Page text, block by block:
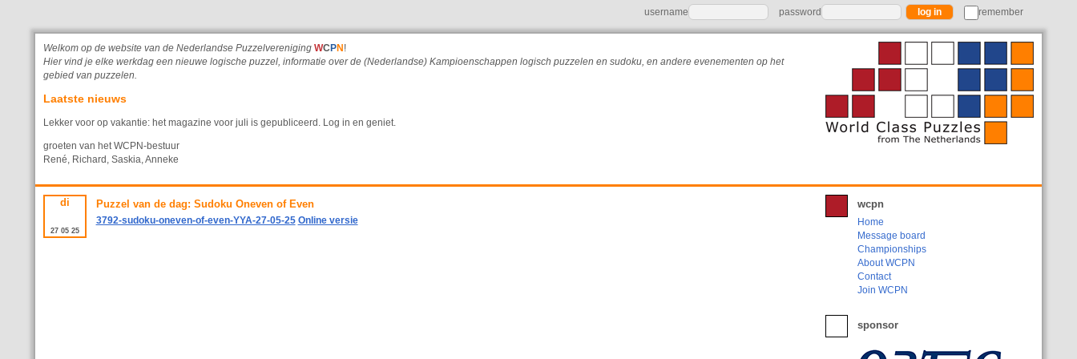
username password remember
Welkom op de website van de Nederlandse Puzzelvereniging WC PN !
Hier vind je elke werkdag een nieuwe logische puzzel, informatie over de (Nederlandse) Kampioenschappen logisch puzzelen en sudoku, en andere evenementen op het
gebied van puzzelen.
Laatste nieuws
Lekker voor op vakantie: het magazine voor juli is gepubliceerd. Log in en geniet.
groeten van het WCPN-bestuur
René, Richard, Saskia, Anneke
di
27 05 25
Puzzel van de dag: Sudoku Oneven of Even
3792-sudoku-oneven-of-even-YYA-27-05-25 Online versie
wcpn
Home
Message board
Championships
About WCPN
Contact
Join WCPN
sponsor